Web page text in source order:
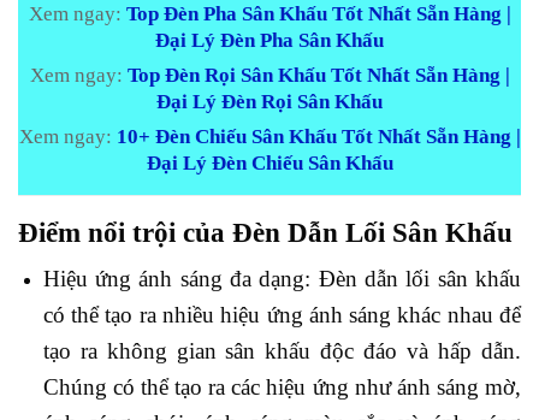
Xem ngay: Top Đèn Pha Sân Khấu Tốt Nhất Sẵn Hàng |
Đại Lý Đèn Pha Sân Khấu
Xem ngay: Top Đèn Rọi Sân Khấu Tốt Nhất Sẵn Hàng |
Đại Lý Đèn Rọi Sân Khấu
Xem ngay: 10+ Đèn Chiếu Sân Khấu Tốt Nhất Sẵn Hàng |
Đại Lý Đèn Chiếu Sân Khấu
Điểm nổi trội của Đèn Dẫn Lối Sân Khấu
Hiệu ứng ánh sáng đa dạng: Đèn dẫn lối sân khấu
có thể tạo ra nhiều hiệu ứng ánh sáng khác nhau để
tạo ra không gian sân khấu độc đáo và hấp dẫn.
Chúng có thể tạo ra các hiệu ứng như ánh sáng mờ,